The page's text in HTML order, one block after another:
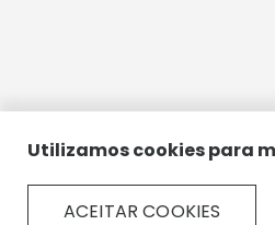
Utilizamos cookies para
ACEITAR COOKIES